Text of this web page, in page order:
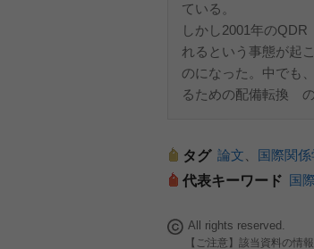
ている。
しかし2001年の
れるという事態が起
のになった。中でも
るための配備転換
タグ 論文 国際関係
代表キーワード 国際
All rights reserved.
【ご注意】該当資料の情